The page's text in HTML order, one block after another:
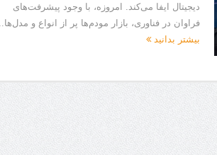
در معماری فروشگاه
دیجیتال ایفا می‌کند. امروزه، با وجود پیشرفت‌های
فراوان در فناوری، بازار مودم‌ها پر از انواع و مدل‌ها...
بیشتر بدانید